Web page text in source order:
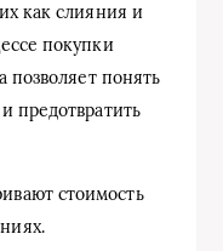
как слияния и
покупки
позволяет понять
предотвратить
стоимость